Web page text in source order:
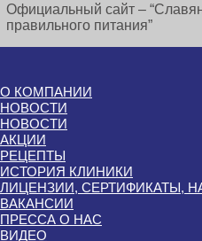
Официальный сайт –
правильного питания”
О КОМПАНИИ
НОВОСТИ
НОВОСТИ
АКЦИИ
РЕЦЕПТЫ
ИСТОРИЯ КЛИНИКИ
ЛИЦЕНЗИИ, СЕРТИФИКАТЫ,
ВАКАНСИИ
ПРЕССА О НАС
ВИДЕО